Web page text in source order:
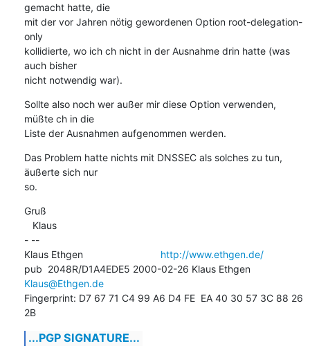
gemacht hatte, die
mit der vor Jahren nötig gewordenen Option root-delegation-
only
kollidierte, wo ich ch nicht in der Ausnahme drin hatte (was
auch bisher
nicht notwendig war).
Sollte also noch wer außer mir diese Option verwenden,
müßte ch in die
Liste der Ausnahmen aufgenommen werden.
Das Problem hatte nichts mit DNSSEC als solches zu tun,
äußerte sich nur
so.
Gruß
- --
Klaus Ethgen http://www.ethgen.de/
pub  2048R/D1A4EDE5 2000-02-26 Klaus Ethgen
Klaus@Ethgen.de
Fingerprint: D7 67 71 C4 99 A6 D4 FE  EA 40 30 57 3C 88 26
2B
...PGP SIGNATURE...